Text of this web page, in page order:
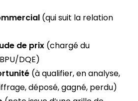
(qui suit la relation
de prix (chargé du
DQE)
(à qualifier, en analyse,
déposé, gagné, perdu)